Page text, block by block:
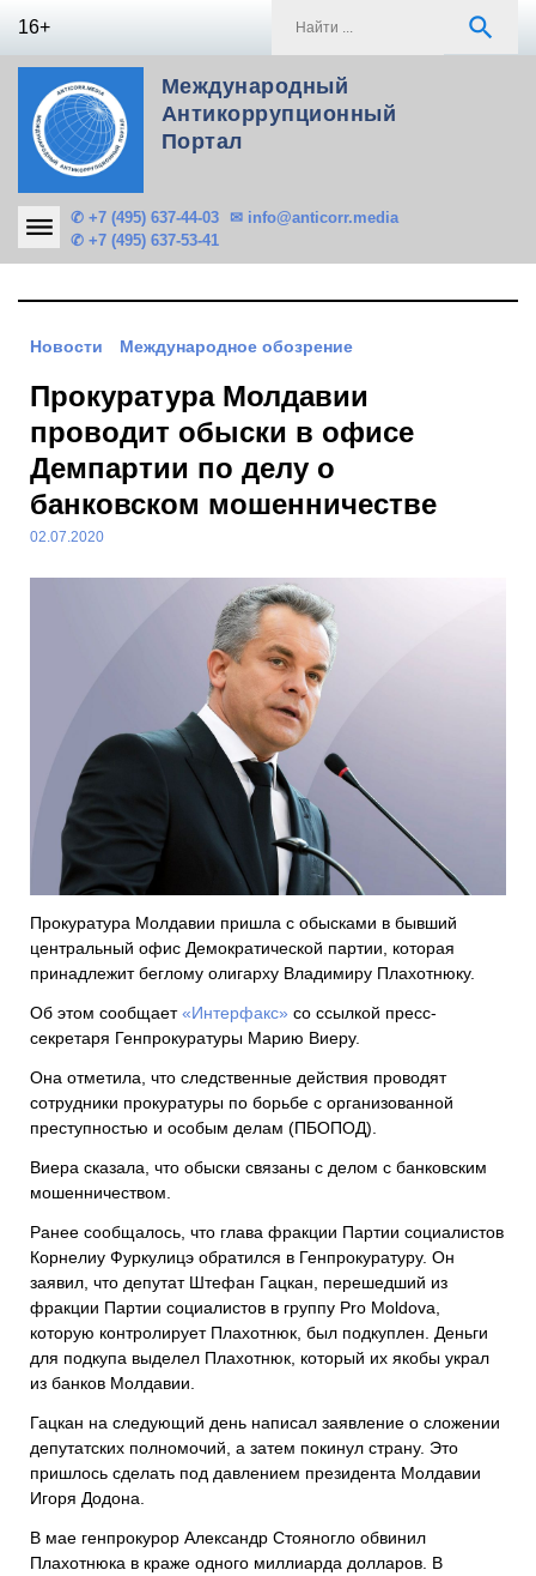
16+ search
Международный
Антикоррупционный
Портал
✆ +7 (495) 637-44-03
✆ +7 (495) 637-53-41
✉ info@anticorr.media
Новости Международное обозрение
Прокуратура Молдавии
проводит обыски в офисе
Демпартии по делу о
банковском мошенничестве
02.07.2020
Прокуратура Молдавии пришла с обысками в бывший
центральный офис Демократической партии, которая
принадлежит беглому олигарху Владимиру Плахотнюку.
Об этом сообщает«Интерфакс» со ссылкой пресс-
секретаря Генпрокуратуры Марию Виеру.
Она отметила, что следственные действия проводят
сотрудники прокуратуры по борьбе с организованной
преступностью и особым делам (ПБОПОД).
Виера сказала, что обыски связаны с делом с банковским
мошенничеством.
Ранее сообщалось, что глава фракции Партии социалистов
Корнелиу Фуркулицэ обратился в Генпрокуратуру. Он
заявил, что депутат Штефан Гацкан, перешедший из
фракции Партии социалистов в группу Pro Moldova,
которую контролирует Плахотнюк, был подкуплен. Деньги
для подкупа выделел Плахотнюк, который их якобы украл
из банков Молдавии.
Гацкан на следующий день написал заявление о сложении
депутатских полномочий, а затем покинул страну. Это
пришлось сделать под давлением президента Молдавии
Игоря Додона.
В мае генпрокурор Александр Стояногло обвинил
Плахотнюка в краже одного миллиарда долларов. В